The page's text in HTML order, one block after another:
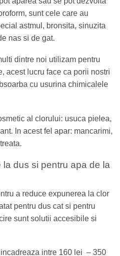
sunt cele care au
astmul, bronsita, sinuzita
nas si de gat.
dintre noi utilizam pentru
acest lucru face ca porii nostri
cu usurina chimicalele
al clorului: usuca pielea,
In acest fel apar: mancarimi,
dus si pentru apa de la
a reduce expunerea la clor
pentru dus cat si pentru
sunt solutii accesibile si
intre 160 lei – 350